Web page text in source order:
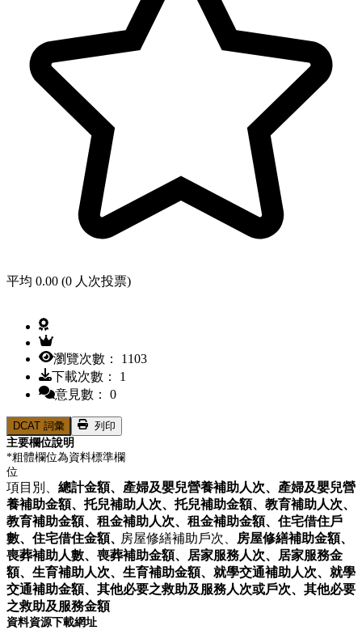
平均 0.00 (0 人次投票)
瀏覽次數： 1103
下載次數： 1
意見數： 0
DCAT 詞彙
列印
主要欄位說明
*粗體欄位為資料標準欄
位
項目別、 總計金額、 產婦及嬰兒營養補助人次、 產婦及嬰兒營
養補助金額、托兒補助人次、托兒補助金額、 教育補助人次、
教育補助金額、 租金補助人次、 租金補助金額、 住宅借住戶
數、 住宅借住金額、房屋修繕補助戶次、
房屋修繕補助金額、
喪葬補助人數、 喪葬補助金額、 居家服務人次、
居家服務金
額、 生育補助人次、 生育補助金額、 就學交通補助人次、 就學
交通補助金額、 其他必要之救助及服務人次或戶次、 其他必要
之救助及服務金額
資料資源下載網址